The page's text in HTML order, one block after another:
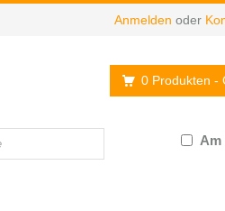
Anmelden oder
0 Produkten -
Am